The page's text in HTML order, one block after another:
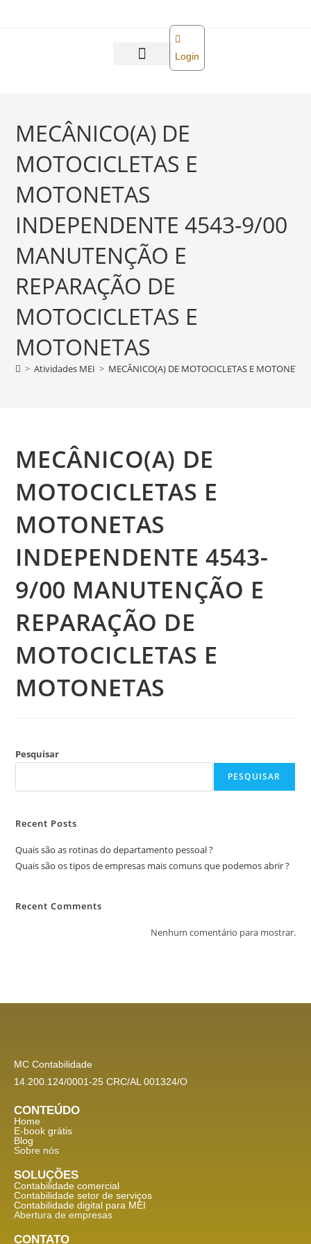
Login
MECÂNICO(A) DE
MOTOCICLETAS E
MOTONETAS
INDEPENDENTE 4543-9/00
MANUTENÇÃO E
REPARAÇÃO DE
MOTOCICLETAS E
MOTONETAS
> Atividades MEI > MECÂNICO(A) DE MOTOCICLETAS E
MECÂNICO(A) DE
MOTOCICLETAS E
MOTONETAS
INDEPENDENTE 4543-
9/00 MANUTENÇÃO E
REPARAÇÃO DE
MOTOCICLETAS E
MOTONETAS
Pesquisar
PESQUISAR
Recent Posts
Quais são as rotinas do departamento pessoal ?
Quais são os tipos de empresas mais comuns que podemos abrir ?
Recent Comments
Nenhum comentário para mostrar.
MC Contabilidade
14.200.124/0001-25 CRC/AL 001324/O
CONTEÚDO
Home
E-book grátis
Blog
Sobre nós
SOLUÇÕES
Contabilidade comercial
Contabilidade setor de serviços
Contabilidade digital para MEI
Abertura de empresas
CONTATO